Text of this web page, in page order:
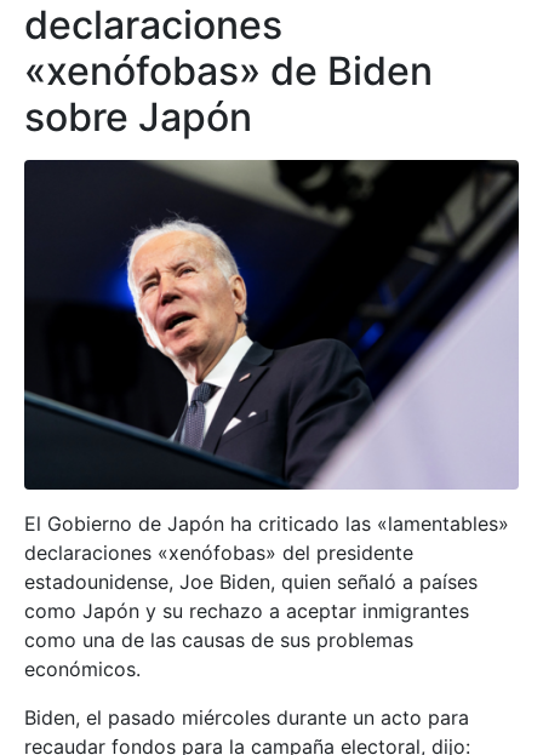
declaraciones
«xenófobas» de Biden
sobre Japón
El Gobierno de Japón ha criticado las «lamentables»
declaraciones «xenófobas» del presidente
estadounidense, Joe Biden, quien señaló a países
como Japón y su rechazo a aceptar inmigrantes
como una de las causas de sus problemas
económicos.
Biden, el pasado miércoles durante un acto para
recaudar fondos para la campaña electoral, dijo: